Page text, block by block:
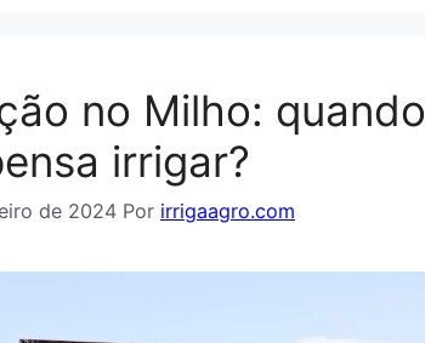
no Milho: quando
irrigar?
de 2024 Por irrigaagro.com